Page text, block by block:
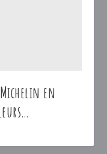
en